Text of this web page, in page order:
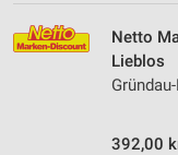
Netto
Lieblos
392,00
Nicht-IAB-